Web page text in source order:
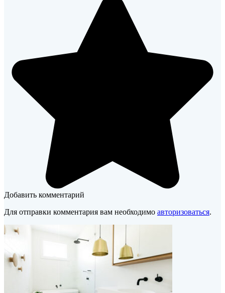
Добавить комментарий
Для отправки комментария вам необходимо авторизоваться.